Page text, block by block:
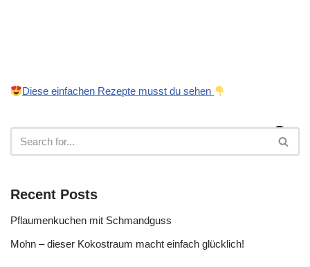
Diese einfachen Rezepte musst du sehen
Recent Posts
Pflaumenkuchen mit Schmandguss
Mohn – dieser Kokostraum macht einfach glücklich!